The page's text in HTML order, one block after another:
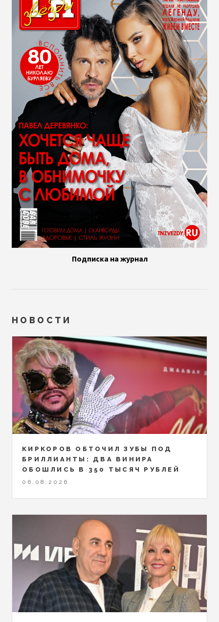
Подписка на журнал
НОВОСТИ
КИРКОРОВ ОБТОЧИЛ ЗУБЫ ПОД
БРИЛЛИАНТЫ: ДВА ВИНИРА
ОБОШЛИСЬ В 350 ТЫСЯЧ РУБЛЕЙ
06.08.2026